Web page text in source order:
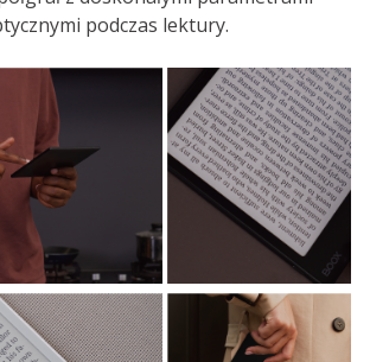
podczas lektury.